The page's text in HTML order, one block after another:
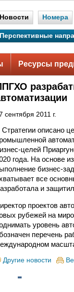
Новости Номера
Перспективные
Ресурсы
сентября 2011 г.
Стратегии описано
целей
года. На основе
бизнес-
все
и
проектов
рубежей на
уровень
перечень
Другие новости